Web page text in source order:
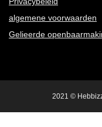
algemene voorwaarden
Gelieerde
2021 ©